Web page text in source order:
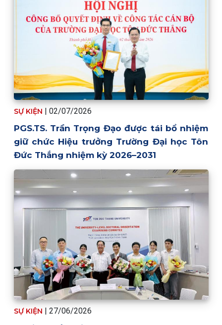
SỰ KIỆN | 02/07/2026
PGS.TS. Trần Trọng Đạo được tái bổ nhiệm
giữ chức Hiệu trưởng Trường Đại học Tôn
Đức Thắng nhiệm kỳ 2026–2031
SỰ KIỆN | 27/06/2026